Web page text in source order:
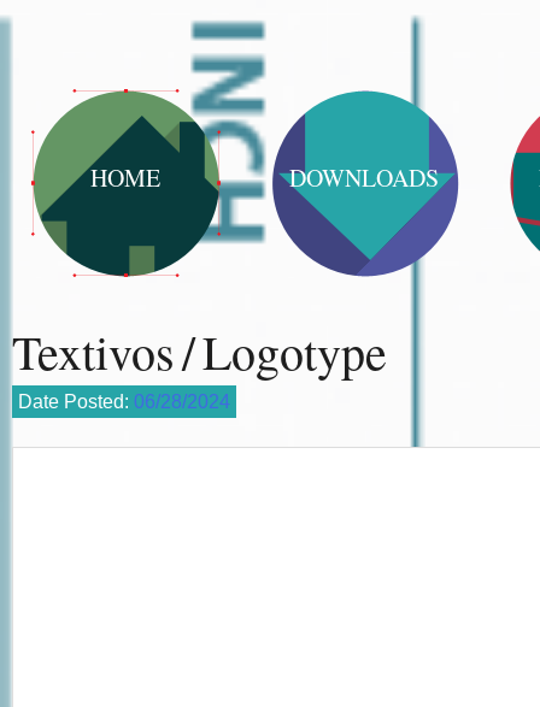
HOME DOWNLOADS
Textivos / Logotype
Date Posted: 06/28/2024